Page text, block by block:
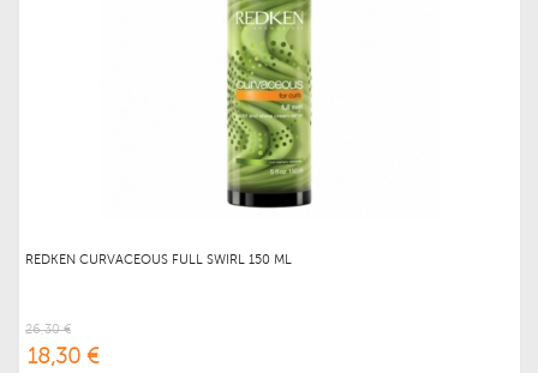
REDKEN CURVACEOUS FULL SWIRL 150 ML
26,30 €
18,30 €